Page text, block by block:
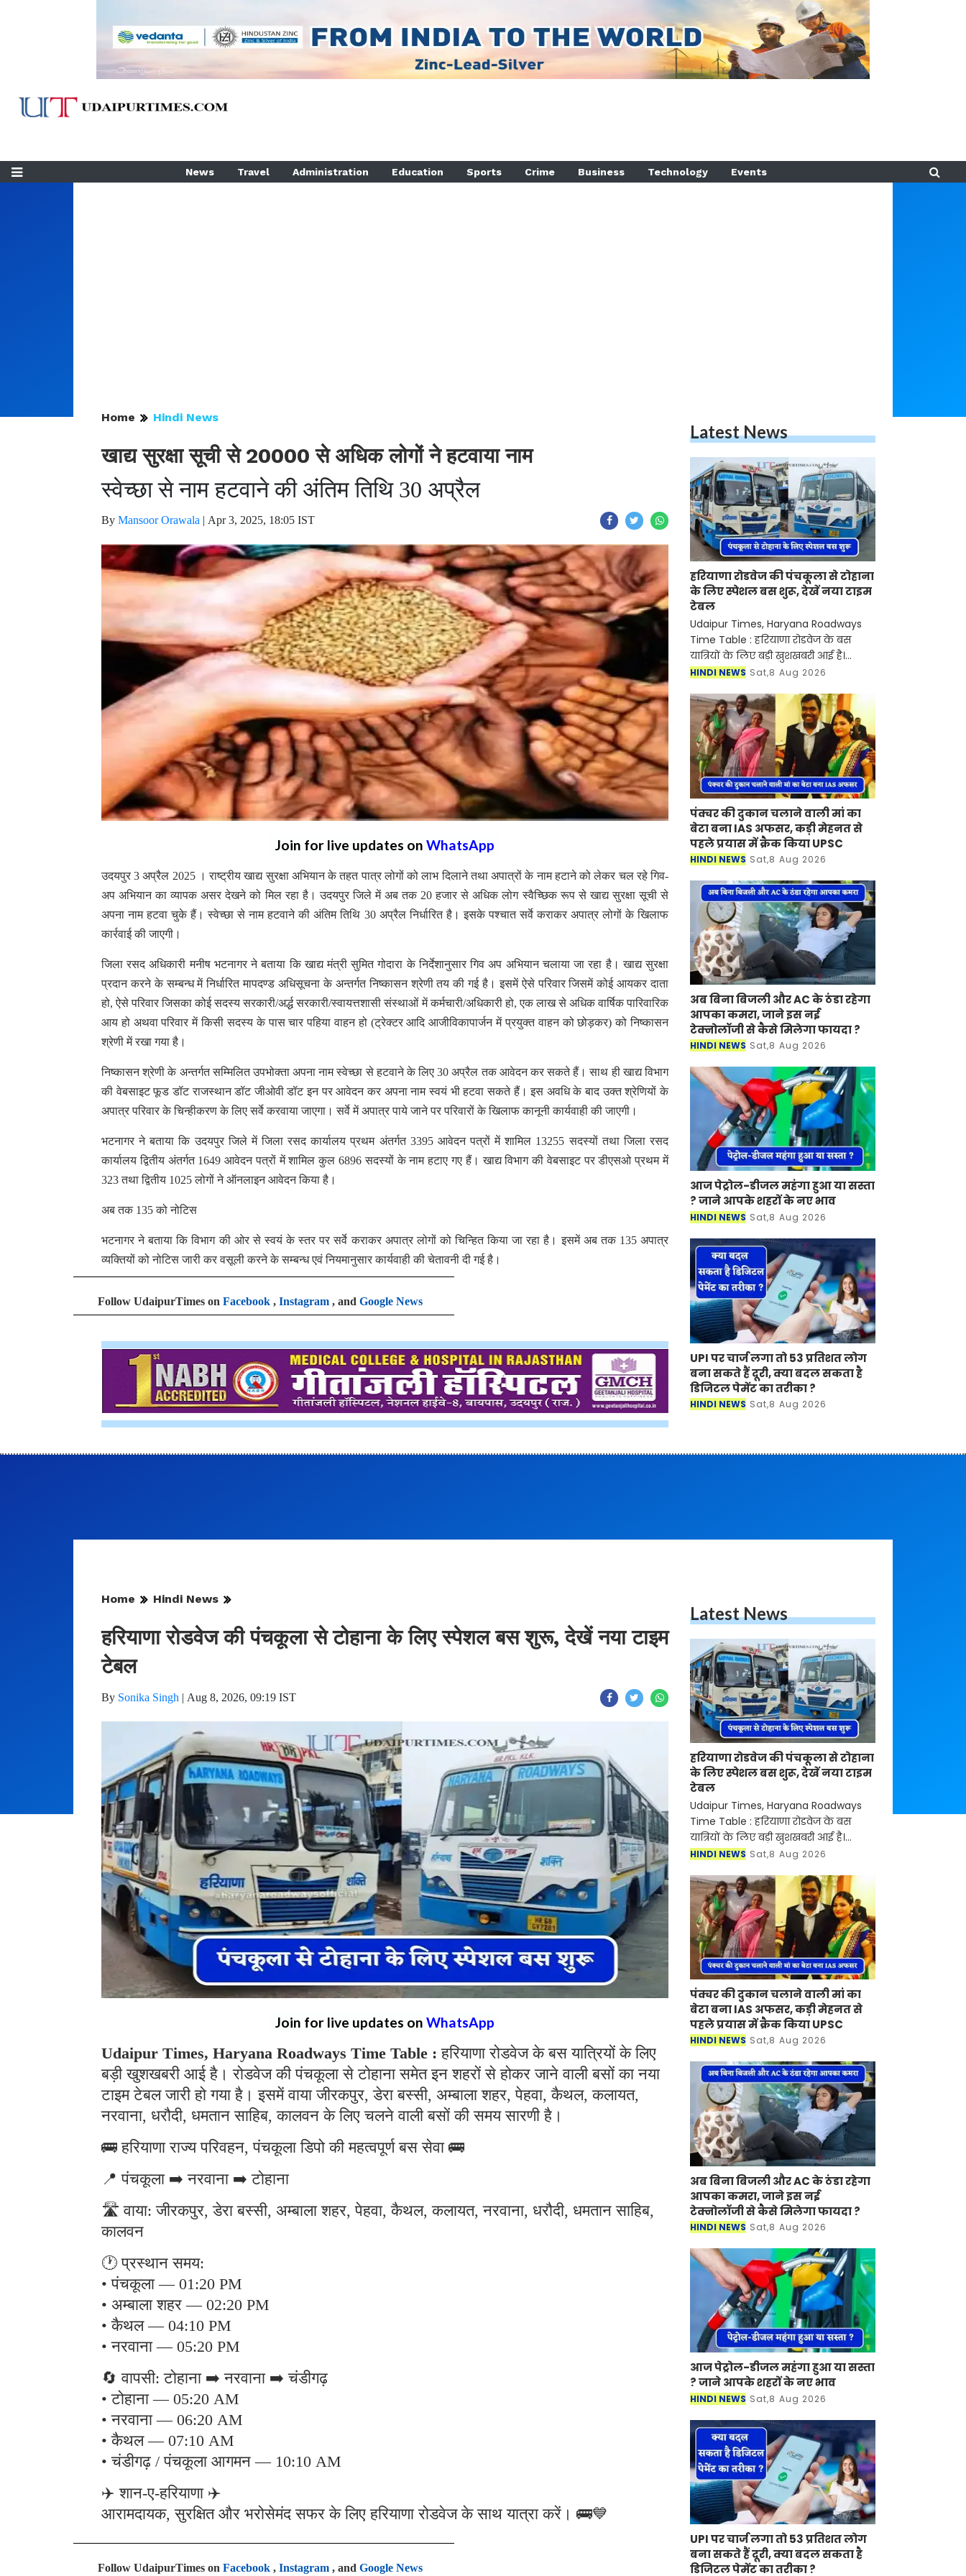
News Travel Administration Education Sports Crime Business Technology Events
Home Hindi News
खाद्य सुरक्षा सूची से 20000 से अधिक लोगों ने हटवाया नाम
स्वेच्छा से नाम हटवाने की अंतिम तिथि 30 अप्रैल
By Mansoor Orawala | Apr 3, 2025, 18:05 IST
Join for live updates on WhatsApp
उदयपुर 3 अप्रैल 2025 । राष्ट्रीय खाद्य सुरक्षा अभियान के तहत पात्र लोगों को लाभ दिलाने तथा अपात्रों के नाम हटाने को लेकर चल रहे गिव-
अप अभियान का व्यापक असर देखने को मिल रहा है। उदयपुर जिले में अब तक 20 हजार से अधिक लोग स्वैच्छिक रूप से खाद्य सुरक्षा सूची से
अपना नाम हटवा चुके हैं। स्वेच्छा से नाम हटवाने की अंतिम तिथि 30 अप्रैल निर्धारित है। इसके पश्चात सर्वे कराकर अपात्र लोगों के खिलाफ
कार्रवाई की जाएगी।
जिला रसद अधिकारी मनीष भटनागर ने बताया कि खाद्य मंत्री सुमित गोदारा के निर्देशानुसार गिव अप अभियान चलाया जा रहा है। खाद्य सुरक्षा
प्रदान करने के सम्बन्ध में निर्धारित मापदण्ड अधिसूचना के अन्तर्गत निष्कासन श्रेणी तय की गई है। इसमें ऐसे परिवार जिसमें कोई आयकर दाता
हो, ऐसे परिवार जिसका कोई सदस्य सरकारी/अर्द्ध सरकारी/स्वायत्तशासी संस्थाओं में कर्मचारी/अधिकारी हो, एक लाख से अधिक वार्षिक पारिवारिक
आय हो अथवा परिवार में किसी सदस्य के पास चार पहिया वाहन हो (ट्रेक्टर आदि आजीविकापार्जन में प्रयुक्त वाहन को छोड़कर) को निष्कासन
श्रेणी में रखा गया है।
निष्कासन श्रेणी के अन्तर्गत सम्मिलित उपभोक्ता अपना नाम स्वेच्छा से हटवाने के लिए 30 अप्रैल तक आवेदन कर सकते हैं। साथ ही खाद्य विभाग
की वेबसाइट फूड डॉट राजस्थान डॉट जीओवी डॉट इन पर आवेदन कर अपना नाम स्वयं भी हटवा सकते हैं। इस अवधि के बाद उक्त श्रेणियों के
अपात्र परिवार के चिन्हीकरण के लिए सर्वे करवाया जाएगा। सर्वे में अपात्र पाये जाने पर परिवारों के खिलाफ कानूनी कार्यवाही की जाएगी।
भटनागर ने बताया कि उदयपुर जिले में जिला रसद कार्यालय प्रथम अंतर्गत 3395 आवेदन पत्रों में शामिल 13255 सदस्यों तथा जिला रसद
कार्यालय द्वितीय अंतर्गत 1649 आवेदन पत्रों में शामिल कुल 6896 सदस्यों के नाम हटाए गए हैं। खाद्य विभाग की वेबसाइट पर डीएसओ प्रथम में
323 तथा द्वितीय 1025 लोगों ने ऑनलाइन आवेदन किया है।
अब तक 135 को नोटिस
भटनागर ने बताया कि विभाग की ओर से स्वयं के स्तर पर सर्वे कराकर अपात्र लोगों को चिन्हित किया जा रहा है। इसमें अब तक 135 अपात्र
व्यक्तियों को नोटिस जारी कर वसूली करने के सम्बन्ध एवं नियमानुसार कार्यवाही की चेतावनी दी गई है।
Follow UdaipurTimes on Facebook , Instagram , and Google News
Latest News
हरियाणा रोडवेज की पंचकूला से टोहाना
के लिए स्पेशल बस शुरू, देखें नया टाइम
टेबल
Udaipur Times, Haryana Roadways
Time Table : हरियाणा रोडवेज के बस
यात्रियों के लिए बड़ी खुशखबरी आई है।
रोडवेज की पंचकूला से टोहाना समेत इन
टाइम टेबल जारी हो गया है।
HINDI NEWS Sat,8 Aug 2026
पंक्चर की दुकान चलाने वाली मां का
बेटा बना IAS अफसर, कड़ी मेहनत से
पहले प्रयास में क्रैक किया UPSC
HINDI NEWS Sat,8 Aug 2026
अब बिना बिजली और AC के ठंडा रहेगा
आपका कमरा, जाने इस नई
टेक्नोलॉजी से कैसे मिलेगा फायदा ?
HINDI NEWS Sat,8 Aug 2026
आज पेट्रोल-डीजल महंगा हुआ या सस्ता
? जाने आपके शहरों के नए भाव
HINDI NEWS Sat,8 Aug 2026
UPI पर चार्ज लगा तो 53 प्रतिशत लोग
बना सकते हैं दूरी, क्या बदल सकता है
डिजिटल पेमेंट का तरीका ?
HINDI NEWS Sat,8 Aug 2026
Home Hindi News
हरियाणा रोडवेज की पंचकूला से टोहाना के लिए स्पेशल बस शुरू, देखें नया टाइम
टेबल
By Sonika Singh | Aug 8, 2026, 09:19 IST
Join for live updates on WhatsApp
Udaipur Times, Haryana Roadways Time Table : हरियाणा रोडवेज के बस यात्रियों के लिए
बड़ी खुशखबरी आई है। रोडवेज की पंचकूला से टोहाना समेत इन शहरों से होकर जाने वाली बसों का नया
टाइम टेबल जारी हो गया है। इसमें वाया जीरकपुर, डेरा बस्सी, अम्बाला शहर, पेहवा, कैथल, कलायत,
नरवाना, धरौदी, धमतान साहिब, कालवन के लिए चलने वाली बसों की समय सारणी है।
🚌 हरियाणा राज्य परिवहन, पंचकूला डिपो की महत्वपूर्ण बस सेवा 🚌
📍 पंचकूला ➡️ नरवाना ➡️ टोहाना
🛣️ वाया: जीरकपुर, डेरा बस्सी, अम्बाला शहर, पेहवा, कैथल, कलायत, नरवाना, धरौदी, धमतान साहिब,
कालवन
🕐 प्रस्थान समय:
• पंचकूला — 01:20 PM
• अम्बाला शहर — 02:20 PM
• कैथल — 04:10 PM
• नरवाना — 05:20 PM
🔄 वापसी: टोहाना ➡️ नरवाना ➡️ चंडीगढ़
• टोहाना — 05:20 AM
• नरवाना — 06:20 AM
• कैथल — 07:10 AM
• चंडीगढ़ / पंचकूला आगमन — 10:10 AM
✈️ शान-ए-हरियाणा ✈️
आरामदायक, सुरक्षित और भरोसेमंद सफर के लिए हरियाणा रोडवेज के साथ यात्रा करें। 🚌💙
Follow UdaipurTimes on Facebook , Instagram , and Google News
Latest News
हरियाणा रोडवेज की पंचकूला से टोहाना
के लिए स्पेशल बस शुरू, देखें नया टाइम
टेबल
Udaipur Times, Haryana Roadways
Time Table : हरियाणा रोडवेज के बस
यात्रियों के लिए बड़ी खुशखबरी आई है।
रोडवेज की पंचकूला से टोहाना समेत इन
टाइम टेबल जारी हो गया है।
HINDI NEWS Sat,8 Aug 2026
पंक्चर की दुकान चलाने वाली मां का
बेटा बना IAS अफसर, कड़ी मेहनत से
पहले प्रयास में क्रैक किया UPSC
HINDI NEWS Sat,8 Aug 2026
अब बिना बिजली और AC के ठंडा रहेगा
आपका कमरा, जाने इस नई
टेक्नोलॉजी से कैसे मिलेगा फायदा ?
HINDI NEWS Sat,8 Aug 2026
आज पेट्रोल-डीजल महंगा हुआ या सस्ता
? जाने आपके शहरों के नए भाव
HINDI NEWS Sat,8 Aug 2026
UPI पर चार्ज लगा तो 53 प्रतिशत लोग
बना सकते हैं दूरी, क्या बदल सकता है
डिजिटल पेमेंट का तरीका ?